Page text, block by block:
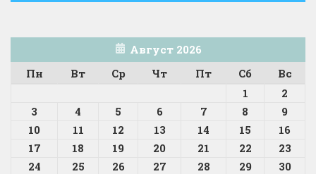
Август 2026
Пн
Вт Ср Чт Пт Сб
Вс
1
2
3
4 5 6 7 8
9
10
11 12 13 14 15
16
17
18 19 20 21 22
23
24
25 26 27 28 29
30